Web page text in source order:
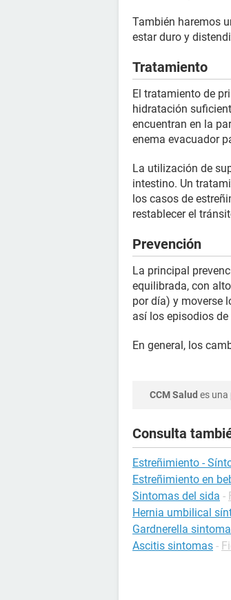
También haremos
estar duro y
Tratamiento
El tratamiento de
hidratación
encuentran en la
enema evacuador
La utilización de
intestino. Un
los casos de
restablecer el
Prevención
La principal
equilibrada, con
por día) y moverse
así los episodios
En general, los
CCM Salud es una
Consulta
Estreñimiento -
Estreñimiento en
Sintomas del sida -
Hernia umbilical
Gardnerella
Ascitis sintomas -